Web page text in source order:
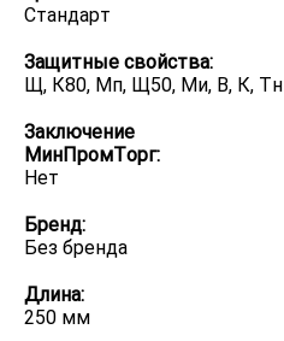
Стандарт
Защитные свойства:
Щ, К80, Мп, Щ50, Ми, В, К, Тн
Заключение
МинПромТорг:
Нет
Бренд:
Без бренда
Длина:
250 мм